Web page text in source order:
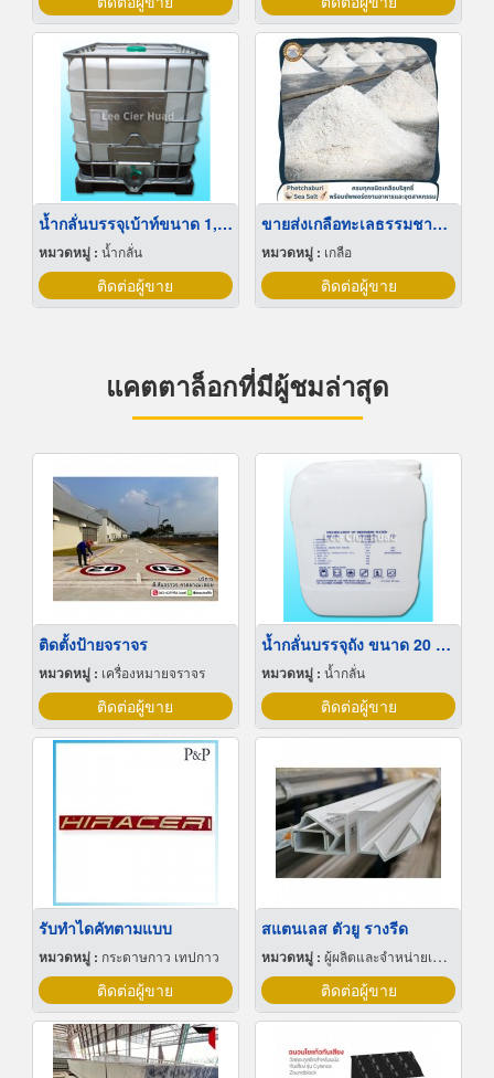
น้ำกลั่นบรรจุเบ้าท์ขนาด 1,000 ลิตร
หมวดหมู่ : น้ำกลั่น
ติดต่อผู้ขาย
ขายส่งเกลือทะเลธรรมชาติ มีเก็บเงินปลายทาง
หมวดหมู่ : เกลือ
ติดต่อผู้ขาย
แคตตาล็อกที่มีผู้ชมล่าสุด
ติดตั้งป้ายจราจร
หมวดหมู่ : เครื่องหมายจราจร
ติดต่อผู้ขาย
น้ำกลั่นบรรจุถัง ขนาด 20 ลิตร
หมวดหมู่ : น้ำกลั่น
ติดต่อผู้ขาย
รับทำไดคัทตามแบบ
หมวดหมู่ : กระดาษกาว เทปกาว
ติดต่อผู้ขาย
สแตนเลส ตัวยู รางรีด
หมวดหมู่ : ผู้ผลิตและจำหน่ายเหล็กสเตนเลส
ติดต่อผู้ขาย